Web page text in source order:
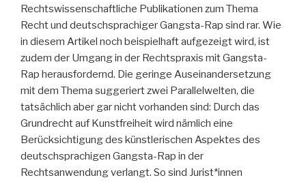
Rechtswissenschaftliche Publikationen zum Thema
Recht und deutschsprachiger Gangsta-Rap sind rar. Wie
in diesem Artikel noch beispielhaft aufgezeigt wird, ist
zudem der Umgang in der Rechtspraxis mit Gangsta-
Rap herausfordernd. Die geringe Auseinandersetzung
mit dem Thema suggeriert zwei Parallelwelten, die
tatsächlich aber gar nicht vorhanden sind: Durch das
Grundrecht auf Kunstfreiheit wird nämlich eine
Berücksichtigung des künstlerischen Aspektes des
deutschsprachigen Gangsta-Rap in der
Rechtsanwendung verlangt. So sind Jurist*innen